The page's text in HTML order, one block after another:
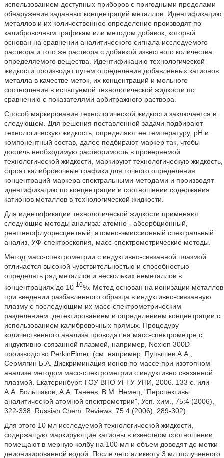
использованием доступных приборов с пригодными пределами
обнаружения заданных концентраций металлов. Идентификацию
металлов и их количественное определение производят по
калибровочным графикам или методом добавок, который
основан на сравнении аналитического сигнала исследуемого
раствора и того же раствора с добавкой известного количества
определяемого вещества. Идентификацию технологической
жидкости производят путем определения добавленных катионов
металла в качестве меток, их концентраций и мольного
соотношения в испытуемой технологической жидкости по
сравнению с показателями арбитражного раствора.
Способ маркирования технологической жидкости заключается в
следующем. Для решения поставленной задачи подбирают
технологическую жидкость, определяют ее температуру, рН и
компонентный состав, далее подбирают маркер так, чтобы
достичь необходимую растворимость в проверяемой
технологической жидкости, маркируют технологическую жидкость,
строят калибровочные графики для точного определения
концентраций маркера спектральными методами и производят
идентификацию по концентрации и соотношении содержания
катионов металлов в технологической жидкости.
Для идентификации технологической жидкости применяют
следующие методы анализа: атомно - абсорбционный,
рентгенофлуоресцентный, атомно-эмиссионный спектральный
анализ, УФ-спектроскопия, масс-спектрометрические методы.
Метод масс-спектрометрии с индуктивно-связанной плазмой
отличается высокой чувствительностью и способностью
определять ряд металлов и нескольких неметаллов в
концентрациях до 10-10%. Метод основан на ионизации металлов
при введении разбавленного образца в индуктивно-связанную
плазму с последующим их масс-спектрометрическим
разделением. детектированием и определением концентрации с
использованием калибровочных прямых. Процедуру
количественного анализа проводят на масс-спектрометре с
индуктивно-связанной плазмой, например, Nexion 300D
производство PerkinElmer, (см. например, Пупышев А.А.,
Сермягин Б.А. Дискриминация ионов по массе при изотопном
анализе методом масс-спектрометрии с индуктивно связанной
плазмой. Екатеринбург: ГОУ ВПО УГТУ-УПИ, 2006. 133 с. или
А.А. Большаков, А.А. Танеев, В.М. Немец, "Перспективы
аналитической атомной спектрометрии", Усп. хим., 75:4 (2006),
322-338; Russian Chem. Reviews, 75:4 (2006), 289-302).
Для этого 10 мл исследуемой технологической жидкости,
содержащую маркирующие катионы в известном соотношении,
помещают в мерную колбу на 100 мл и объем доводят до метки
деионизированной водой. После чего аликвоту 3 мл полученного